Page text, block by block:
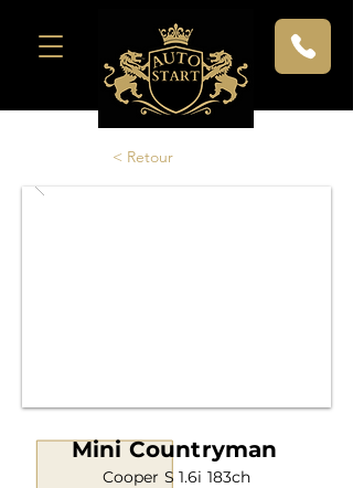
< Retour
Cooper S 1.6i 183ch
Mini Countryman